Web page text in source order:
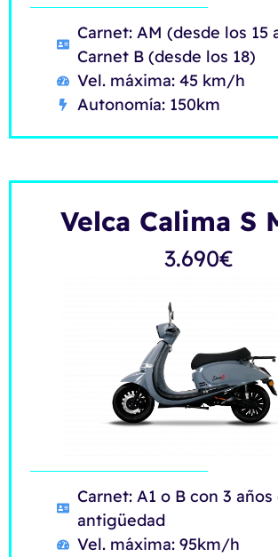
Carnet: AM (desde los 15
Carnet B (desde los 18)
Vel. máxima: 45 km/h
Autonomía: 150km
Velca Calima S
3.690€
Carnet: A1 o B con 3 años
antigüedad
Vel. máxima: 95km/h